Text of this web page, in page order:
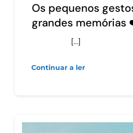
Os pequenos
grandes memórias
[…]
Continuar a ler